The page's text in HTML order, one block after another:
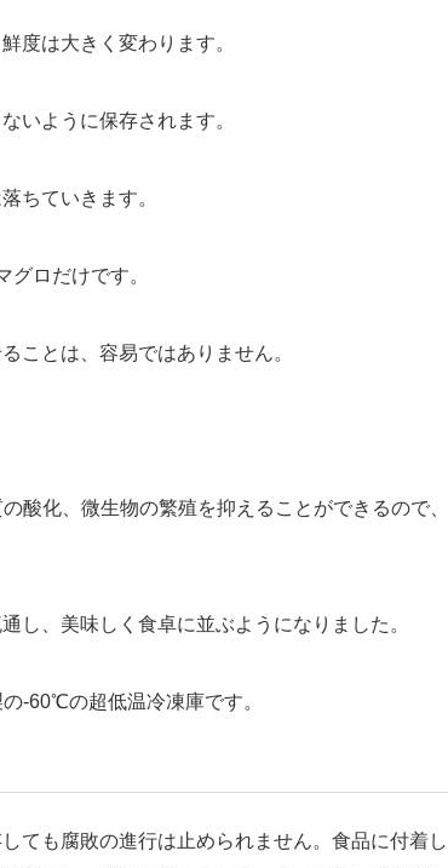
度は大きく変わります。
いように保存されます。
ちていきます。
ロだけです。
ことは、容易ではありません。
酸化、微生物の繁殖を抑えることができるので、
し、美味しく食卓に並ぶようになりました。
-60℃の超低温冷凍庫です。
ても腐敗の進行は止められません。食品に付着